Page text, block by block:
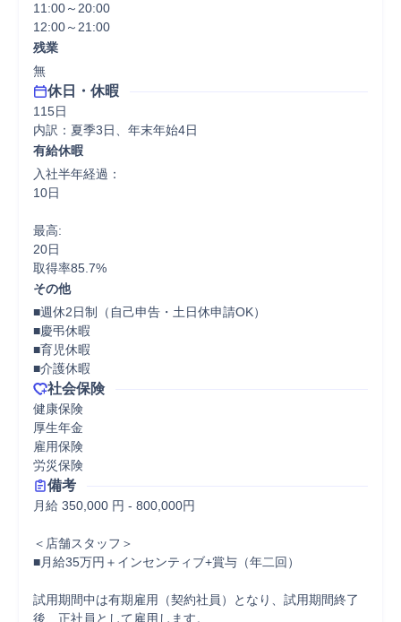
11:00～20:00
12:00～21:00
残業
無
休日・休暇
115日
内訳：夏季3日、年末年始4日
有給休暇
入社半年経過：
10日
最高:
20日
取得率85.7%
その他
■週休2日制（自己申告・土日休申請OK）
■慶弔休暇
■育児休暇
■介護休暇
社会保険
健康保険
厚生年金
雇用保険
労災保険
備考
月給 350,000 円 - 800,000円
＜店舗スタッフ＞
■月給35万円＋インセンティブ+賞与（年二回）
試用期間中は有期雇用（契約社員）となり、試用期間終了
後、正社員として雇用します。